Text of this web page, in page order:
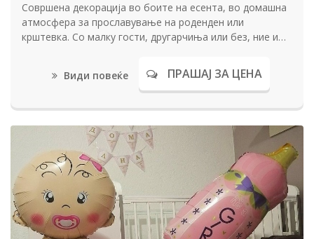
Совршена декорација во боите на есента, во домашна
атмосфера за прославување на роденден или
крштевка. Со малку гости, другарчиња или без, ние и
Види повеќе ПРАШАЈ ЗА ЦЕНА